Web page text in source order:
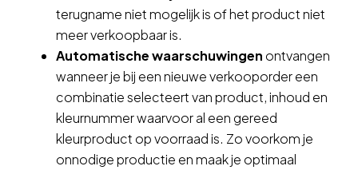
terugname niet mogelijk is of het product niet
meer verkoopbaar is.
Automatische waarschuwingen ontvangen
wanneer je bij een nieuwe verkooporder een
combinatie selecteert van product, inhoud en
kleurnummer waarvoor al een gereed
kleurproduct op voorraad is. Zo voorkom je
onnodige productie en maak je optimaal